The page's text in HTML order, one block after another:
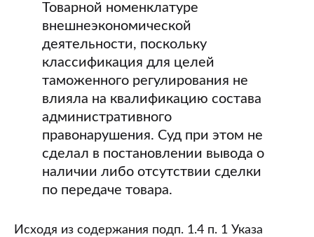
Товарной номенклатуре
внешнеэкономической
деятельности, поскольку
классификация для целей
таможенного регулирования не
влияла на квалификацию состава
административного
правонарушения. Суд при этом не
сделал в постановлении вывода о
наличии либо отсутствии сделки
по передаче товара.
Исходя из содержания подп. 1.4 п. 1 Указа